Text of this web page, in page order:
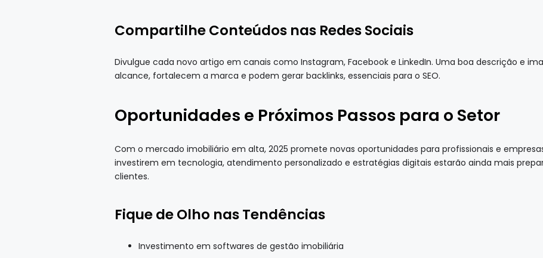
Compartilhe Conteúdos nas Redes Sociais
Divulgue cada novo artigo em canais como Instagram, Facebook e LinkedIn. Uma boa descrição e
alcance, fortalecem a marca e podem gerar backlinks, essenciais para o SEO.
Oportunidades e Próximos Passos para o Setor
Com o mercado imobiliário em alta, 2025 promete novas oportunidades para profissionais e
investirem em tecnologia, atendimento personalizado e estratégias digitais estarão ainda mais
clientes.
Fique de Olho nas Tendências
Investimento em softwares de gestão imobiliária